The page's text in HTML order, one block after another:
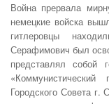
Война прервала
немецкие войска
гитлеровцы
Серафимович был
представлял собой
Городского Совета